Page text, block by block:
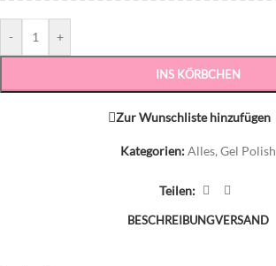
- +
INS KÖRBCHEN
Zur Wunschliste hinzufügen
Kategorien:Alles,Gel Polish
Teilen:
BESCHREIBUNGVERSAND